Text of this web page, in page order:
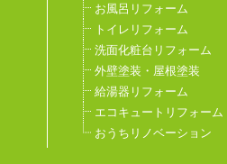
お風呂リフォーム
トイレリフォーム
洗面化粧台リフォーム
外壁塗装・屋根塗装
給湯器リフォーム
エコキュートリフォーム
おうちリノベーション